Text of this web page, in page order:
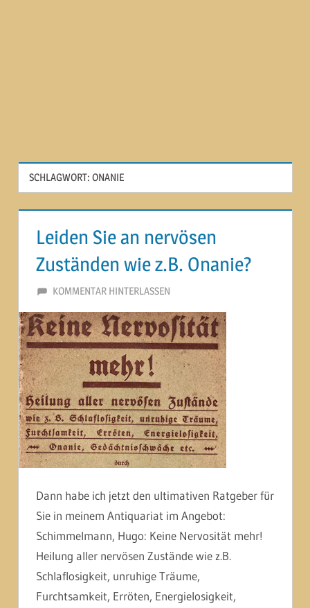
SCHLAGWORT: ONANIE
Leiden Sie an nervösen
Zuständen wie z.B. Onanie?
24. SEPTEMBER 2014
MARTINA BERG
KOMMENTAR HINTERLASSEN
Dann habe ich jetzt den ultimativen Ratgeber für
Sie in meinem Antiquariat im Angebot:
Schimmelmann, Hugo: Keine Nervosität mehr!
Heilung aller nervösen Zustände wie z.B.
Schlaflosigkeit, unruhige Träume,
Furchtsamkeit, Erröten, Energielosigkeit,